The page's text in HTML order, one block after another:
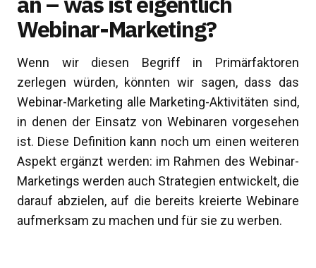
Webinar-Marketing?
Wenn wir diesen Begriff in Primärfaktoren
zerlegen würden, könnten wir sagen, dass das
Webinar-Marketing alle Marketing-Aktivitäten sind,
in denen der Einsatz von Webinaren vorgesehen
ist. Diese Definition kann noch um einen weiteren
Aspekt ergänzt werden: im Rahmen des Webinar-
Marketings werden auch Strategien entwickelt, die
darauf abzielen, auf die bereits kreierte Webinare
aufmerksam zu machen und für sie zu werben.